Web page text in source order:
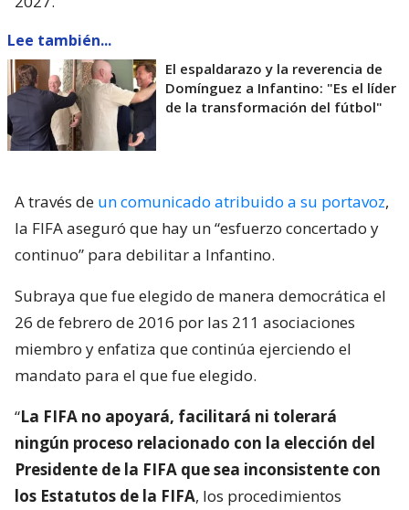
Lee también...
El espaldarazo y la reverencia de
Domínguez a Infantino: "Es el líder
de la transformación del fútbol"
A través de un comunicado atribuido a su portavoz,
la FIFA aseguró que hay un “esfuerzo concertado y
continuo” para debilitar a Infantino.
Subraya que fue elegido de manera democrática el
26 de febrero de 2016 por las 211 asociaciones
miembro y enfatiza que continúa ejerciendo el
mandato para el que fue elegido.
“La FIFA no apoyará, facilitará ni tolerará
ningún proceso relacionado con la elección del
Presidente de la FIFA que sea inconsistente con
los Estatutos de la FIFA, los procedimientos